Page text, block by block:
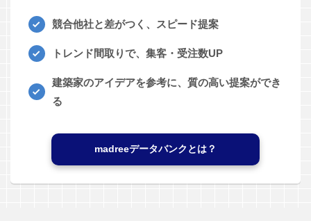
競合他社と差がつく、スピード提案
トレンド間取りで、集客・受注数UP
建築家のアイデアを参考に、質の高い提案ができ
る
madreeデータバンクとは？